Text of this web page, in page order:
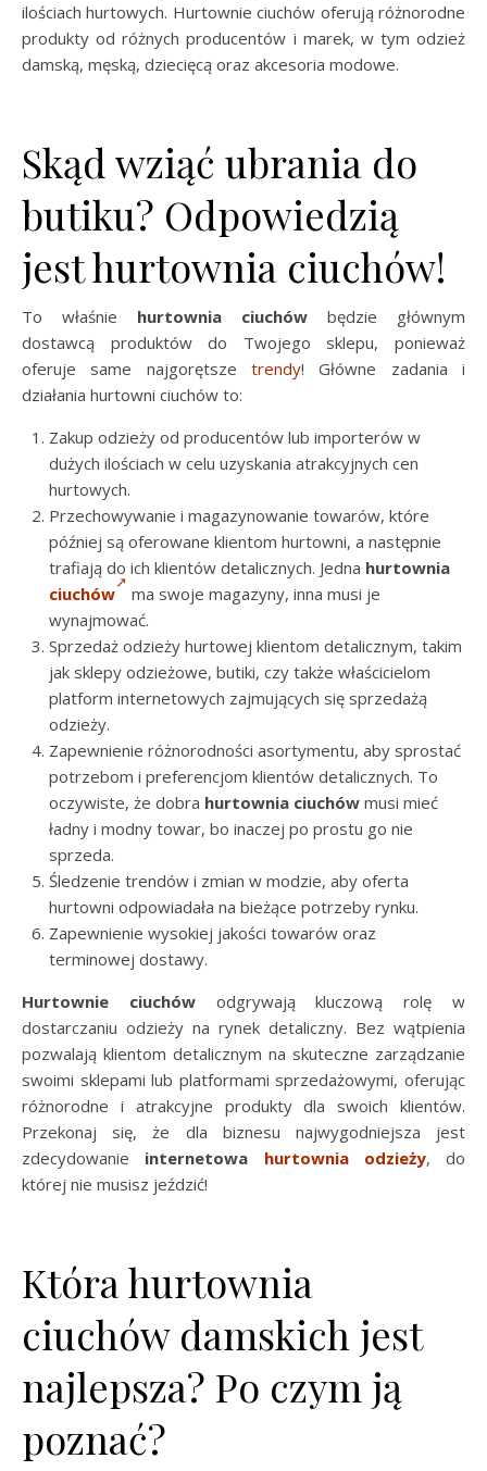
ilościach hurtowych. Hurtownie ciuchów oferują różnorodne
produkty od różnych producentów i marek, w tym odzież
damską, męską, dziecięcą oraz akcesoria modowe.
Skąd wziąć ubrania do
butiku? Odpowiedzią
jest hurtownia ciuchów!
To właśnie hurtownia ciuchów będzie głównym
dostawcą produktów do Twojego sklepu, ponieważ
oferuje same najgorętsze trendy! Główne zadania i
działania hurtowni ciuchów to:
Zakup odzieży od producentów lub importerów w
dużych ilościach w celu uzyskania atrakcyjnych cen
hurtowych.
Przechowywanie i magazynowanie towarów, które
później są oferowane klientom hurtowni, a następnie
trafiają do ich klientów detalicznych. Jedna hurtownia
ciuchów
ma swoje magazyny, inna musi je
wynajmować.
Sprzedaż odzieży hurtowej klientom detalicznym, takim
jak sklepy odzieżowe, butiki, czy także właścicielom
platform internetowych zajmujących się sprzedażą
odzieży.
Zapewnienie różnorodności asortymentu, aby sprostać
potrzebom i preferencjom klientów detalicznych. To
oczywiste, że dobra hurtownia ciuchów musi mieć
ładny i modny towar, bo inaczej po prostu go nie
sprzeda.
Śledzenie trendów i zmian w modzie, aby oferta
hurtowni odpowiadała na bieżące potrzeby rynku.
Zapewnienie wysokiej jakości towarów oraz
terminowej dostawy.
Hurtownie ciuchówodgrywają kluczową rolę w
dostarczaniu odzieży na rynek detaliczny. Bez wątpienia
pozwalają klientom detalicznym na skuteczne zarządzanie
swoimi sklepami lub platformami sprzedażowymi, oferując
różnorodne i atrakcyjne produkty dla swoich klientów.
Przekonaj się, że dla biznesu najwygodniejsza jest
zdecydowanie internetowa hurtownia odzieży, do
której nie musisz jeździć!
Która hurtownia
ciuchów damskich jest
najlepsza? Po czym ją
poznać?